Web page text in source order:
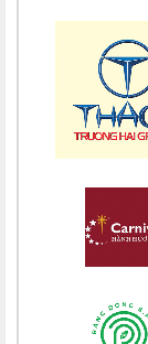
Chúc mừng bổn
Chúc mừng bổn
Chúc mừng bổn
Chúc mừng bổn
Chúc mừng bổn
Chúc mừng bổn